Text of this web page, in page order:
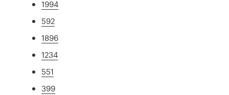
1994
592
1896
1234
551
399